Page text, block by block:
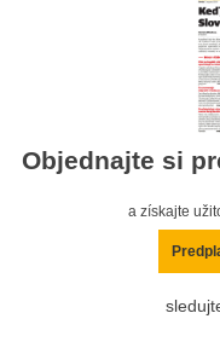
Objednajte si
a získajte